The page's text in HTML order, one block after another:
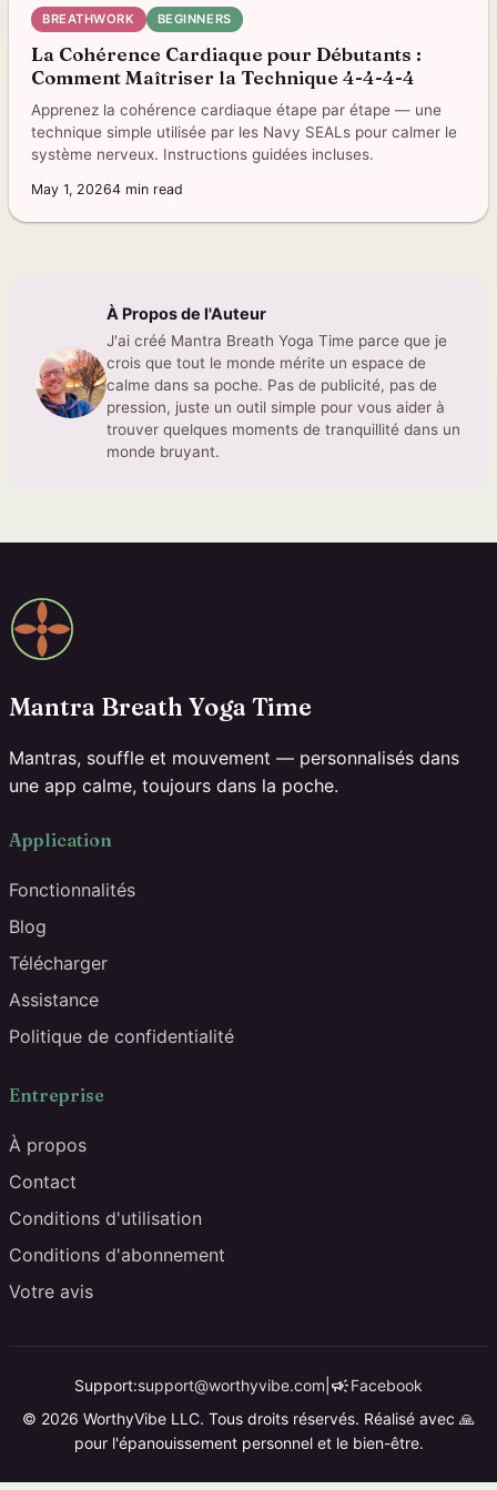
BREATHWORK BEGINNERS
La Cohérence Cardiaque pour Débutants :
Comment Maîtriser la Technique 4-4-4-4
Apprenez la cohérence cardiaque étape par étape — une
technique simple utilisée par les Navy SEALs pour calmer le
système nerveux. Instructions guidées incluses.
May 1, 20264 min read
À Propos de l'Auteur
J'ai créé Mantra Breath Yoga Time parce que je
crois que tout le monde mérite un espace de
calme dans sa poche. Pas de publicité, pas de
pression, juste un outil simple pour vous aider à
trouver quelques moments de tranquillité dans un
monde bruyant.
Mantra Breath Yoga Time
Mantras, souffle et mouvement — personnalisés dans
une app calme, toujours dans la poche.
Application
Fonctionnalités
Blog
Télécharger
Assistance
Politique de confidentialité
Entreprise
À propos
Contact
Conditions d'utilisation
Conditions d'abonnement
Votre avis
Support:support@worthyvibe.com campaignFacebook
© 2026 WorthyVibe LLC. Tous droits réservés. Réalisé avec 🙏
pour l'épanouissement personnel et le bien-être.